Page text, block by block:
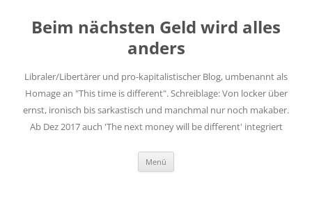
springen
Beim nächsten Geld wird alles
anders
Libraler/Libertärer und pro-kapitalistischer Blog, umbenannt als
Homage an "This time is different". Schreiblage: Von locker über
ernst, ironisch bis sarkastisch und manchmal nur noch makaber.
Ab Dez 2017 auch 'The next money will be different' integriert
Menü